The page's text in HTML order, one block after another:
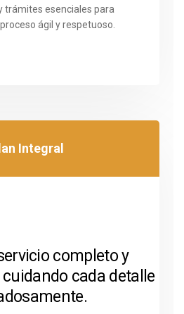
trámites esenciales para
ágil y respetuoso.
Integral
completo y
cada detalle